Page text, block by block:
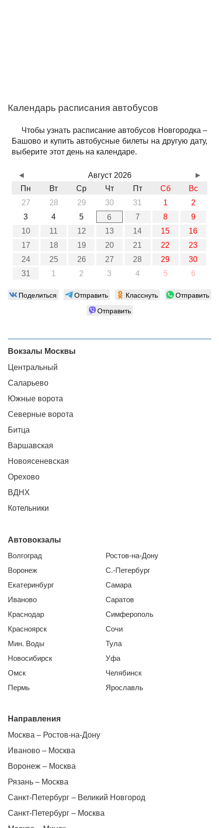
Календарь расписания автобусов
Чтобы узнать расписание автобусов Новгородка –
Башово и купить автобусные билеты на другую дату,
выберите этот день на календаре.
Август 2026
Пн
Вт Ср Чт Пт Сб
Вс
27
28 29 30 31 1
2
3
4 5 6 7 8
9
10
11 12 13 14 15
16
17
18 19 20 21 22
23
24
25 26 27 28 29
30
31
1 2 3 4 5 6
◄ ►
Поделиться Отправить Класснуть
Отправить
Отправить
Вокзалы Москвы
Центральный
Саларьево
Южные ворота
Северные ворота
Битца
Варшавская
Новоясеневская
Орехово
ВДНХ
Котельники
Автовокзалы
Волгоград
Воронеж
Екатеринбург
Иваново
Краснодар
Красноярск
Мин. Воды
Новосибирск
Омск
Пермь
Ростов-на-Дону
С.-Петербург
Самара
Саратов
Симферополь
Сочи
Тула
Уфа
Челябинск
Ярославль
Направления
Москва – Ростов-на-Дону
Иваново – Москва
Воронеж – Москва
Рязань – Москва
Санкт-Петербург – Великий Новгород
Санкт-Петербург – Москва